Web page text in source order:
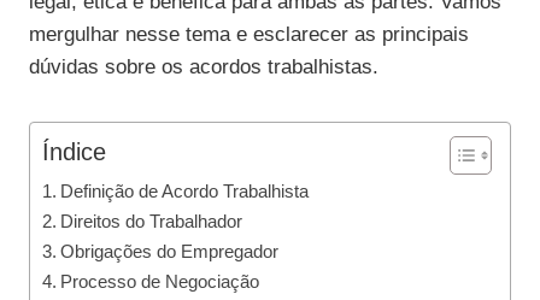
mergulhar nesse tema e esclarecer as principais
dúvidas sobre os acordos trabalhistas.
Índice
Definição de Acordo Trabalhista
Direitos do Trabalhador
Obrigações do Empregador
Processo de Negociação